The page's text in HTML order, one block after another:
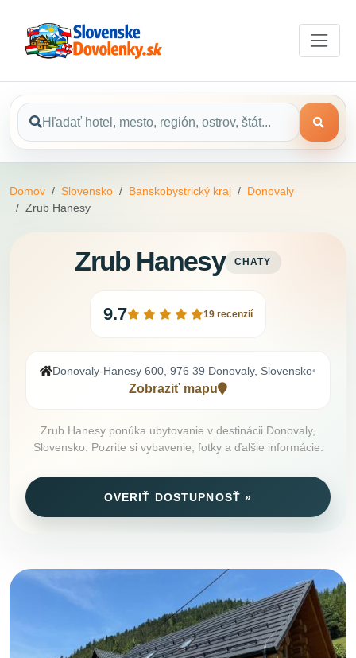
Domov Slovensko Banskobystrický kraj
Donovaly
Zrub Hanesy
Zrub Hanesy CHATY
9.7 19 recenzií
Donovaly-Hanesy 600, 976 39 Donovaly, Slovensko•
Zobraziť mapu
Zrub Hanesy ponúka ubytovanie v destinácii Donovaly,
Slovensko. Pozrite si vybavenie, fotky a ďalšie informácie.
OVERIŤ DOSTUPNOSŤ »